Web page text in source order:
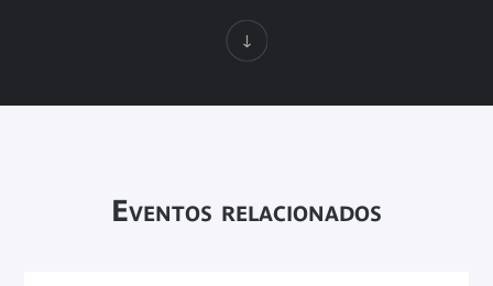
Eventos relacionados